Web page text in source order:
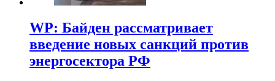
WP: Байден рассматривает
введение новых санкций против
энергосектора РФ